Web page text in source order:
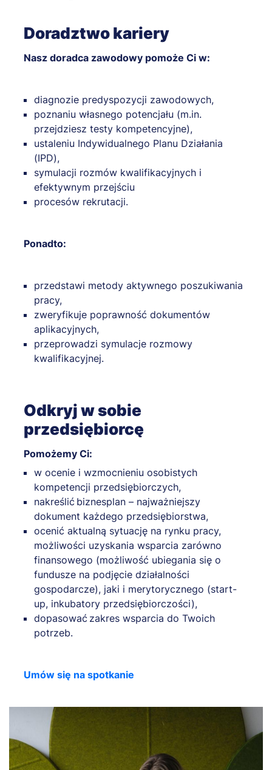
Doradztwo kariery
Nasz doradca zawodowy pomoże Ci w:
diagnozie predyspozycji zawodowych,
poznaniu własnego potencjału (m.in.
przejdziesz testy kompetencyjne),
ustaleniu Indywidualnego Planu Działania
(IPD),
symulacji rozmów kwalifikacyjnych i
efektywnym przejściu
procesów rekrutacji.
Ponadto:
przedstawi metody aktywnego poszukiwania
pracy,
zweryfikuje poprawność dokumentów
aplikacyjnych,
przeprowadzi symulacje rozmowy
kwalifikacyjnej.
Odkryj w sobie
przedsiębiorcę
Pomożemy Ci:
w ocenie i wzmocnieniu osobistych
kompetencji przedsiębiorczych,
nakreślić biznesplan – najważniejszy
dokument każdego przedsiębiorstwa,
ocenić aktualną sytuację na rynku pracy,
możliwości uzyskania wsparcia zarówno
finansowego (możliwość ubiegania się o
fundusze na podjęcie działalności
gospodarcze), jaki i merytorycznego (start-
up, inkubatory przedsiębiorczości),
dopasować zakres wsparcia do Twoich
potrzeb.
Umów się na spotkanie